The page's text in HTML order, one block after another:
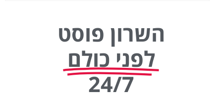
השרון פוסט
לפני כולם
24/7